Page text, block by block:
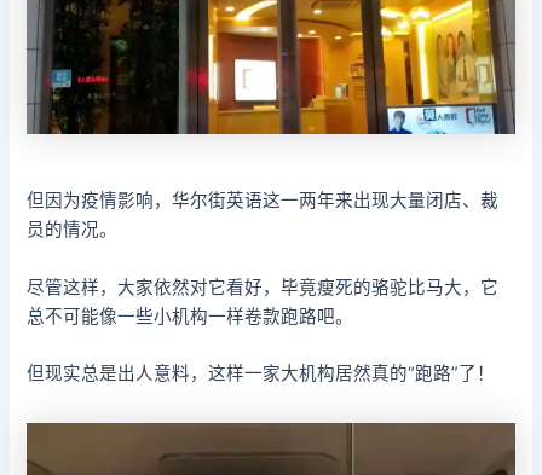
但因为疫情影响，华尔街英语这一两年来出现大量闭店、裁
员的情况。
尽管这样，大家依然对它看好，毕竟瘦死的骆驼比马大，它
总不可能像一些小机构一样卷款跑路吧。
但现实总是出人意料，这样一家大机构居然真的“跑路”了！